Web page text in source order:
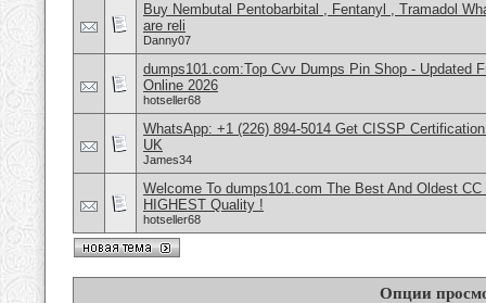
Buy Nembutal Pentobarbital , Fentanyl , Tramadol
are reli
Danny07
dumps101.com:Top Cvv Dumps Pin Shop - Updated
Online 2026
hotseller68
WhatsApp: +1 (226) 894-5014​ Get CISSP
UK
James34
Welcome To dumps101.com The Best And Oldest
HIGHEST Quality !
hotseller68
Опции